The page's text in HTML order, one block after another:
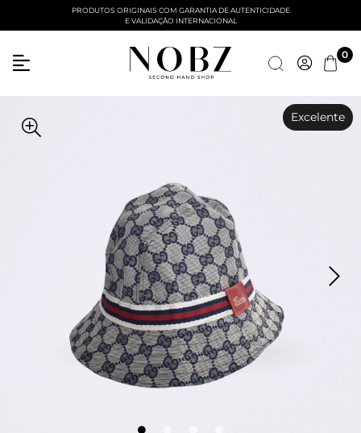
PRODUTOS ORIGINAIS COM GARANTIA DE AUTENTICIDADE
E VALIDAÇÃO INTERNACIONAL
0
Excelente